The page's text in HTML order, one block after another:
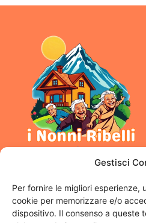
Gestisci
Per fornire le migliori esperienze,
cookie per memorizzare e/o
dispositivo. Il consenso a queste
Link Utili
Chi Sono